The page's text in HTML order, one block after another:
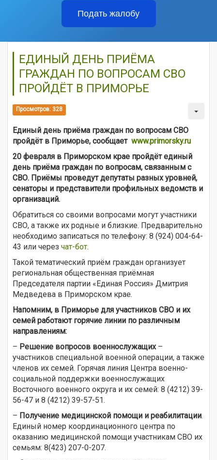
Подать жалобу
ЕДИНЫЙ ДЕНЬ ПРИЁМА
ГРАЖДАН ПО ВОПРОСАМ СВО
ПРОЙДЁТ В ПРИМОРЬЕ
Просмотров: 328
Единый день приёма граждан по вопросам СВО
пройдёт в Приморье, сообщает www.primorsky.ru
20 февраля в Приморском крае пройдёт единый
день приёма граждан по вопросам, связанным с
СВО. Приёмы проведут депутаты разных уровней,
сенаторы и представители профильных ведомств и
организаций.
Обратиться со своими вопросами могут участники
СВО, а также их родные и близкие. Предварительно
необходимо записаться по телефону: 8 (924) 004-64-
43 или через чат-бот.
Такой тематический приём граждан организует
региональная общественная приёмная
Председателя партии «Единая Россия» Дмитрия
Медведева в Приморском крае.
Напомним, в Приморье для участников СВО и их
семей работают горячие линии по различным
направлениям:
– Решение вопросов военнослужащих–
участников специальной военной операции, а также
членов их семей. Горячая линия Центра военно-
социальной поддержки военнослужащих
Восточного военного округа и их семей: 8 (4212) 39-
56-47 и 8 (4212) 39-57-51.
– Получение медицинской помощи и реабилитации.
Единый номер координационного центра по
оказанию медицинской помощи участникам СВО их
семьям: 8(423) 207-0-207.